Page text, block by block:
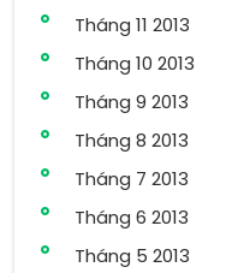
Tháng 11 2013
Tháng 10 2013
Tháng 9 2013
Tháng 8 2013
Tháng 7 2013
Tháng 6 2013
Tháng 5 2013